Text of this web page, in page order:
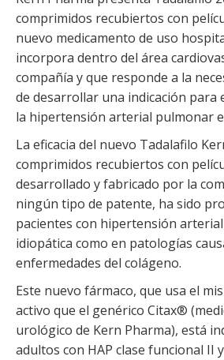
comprimidos recubiertos con
nuevo medicamento de uso
incorpora dentro del área
compañía y que responde a la
de desarrollar una indicación para
la hipertensión arterial pulmonar
La eficacia del nuevo Tadalafilo
comprimidos recubiertos con
desarrollado y fabricado por la
ningún tipo de patente, ha sido
pacientes con hipertensión
idiopática como en patologías
enfermedades del colágeno.
Este nuevo fármaco, que usa el
activo que el genérico Citax®
urológico de Kern Pharma), está
adultos con HAP clase funcional II